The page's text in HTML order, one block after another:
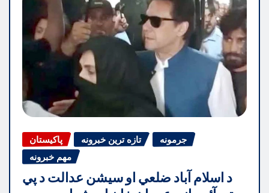
پاکیستان تازه ترین خبرونه
جرمونه
مهم خبرونه
د اسلام آباد ضلعي او سيشن عدالت د پي